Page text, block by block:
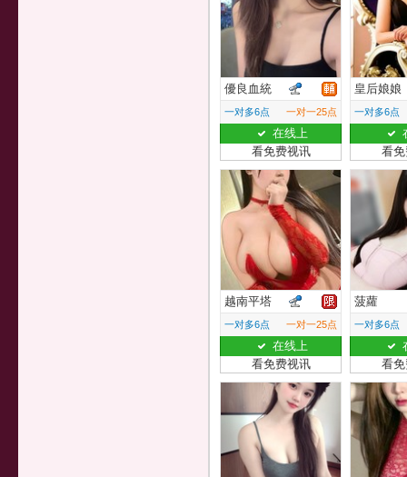
優良血統
一对多6点 一对一25点
在线上
看免费视讯
皇后娘娘
一对多6点
看
越南平塔
一对多6点 一对一25点
在线上
看免费视讯
菠蘿
一对多6点
看